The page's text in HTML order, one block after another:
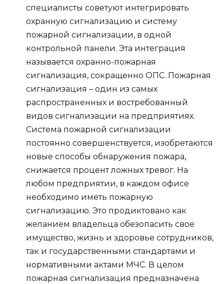
специалисты советуют интегрировать
охранную сигнализацию и систему
пожарной сигнализации, в одной
контрольной панели. Эта интеграция
называется охранно-пожарная
сигнализация, сокращенно ОПС. Пожарная
сигнализация – один из самых
распространенных и востребованный
видов сигнализации на предприятиях.
Система пожарной сигнализации
постоянно совершенствуется, изобретаются
новые способы обнаружения пожара,
снижается процент ложных тревог. На
любом предприятии, в каждом офисе
необходимо иметь пожарную
сигнализацию. Это продиктовано как
желанием владельца обезопасить свое
имущество, жизнь и здоровье сотрудников,
так и государственными стандартами и
нормативными актами МЧС. В целом
пожарная сигнализация предназначена